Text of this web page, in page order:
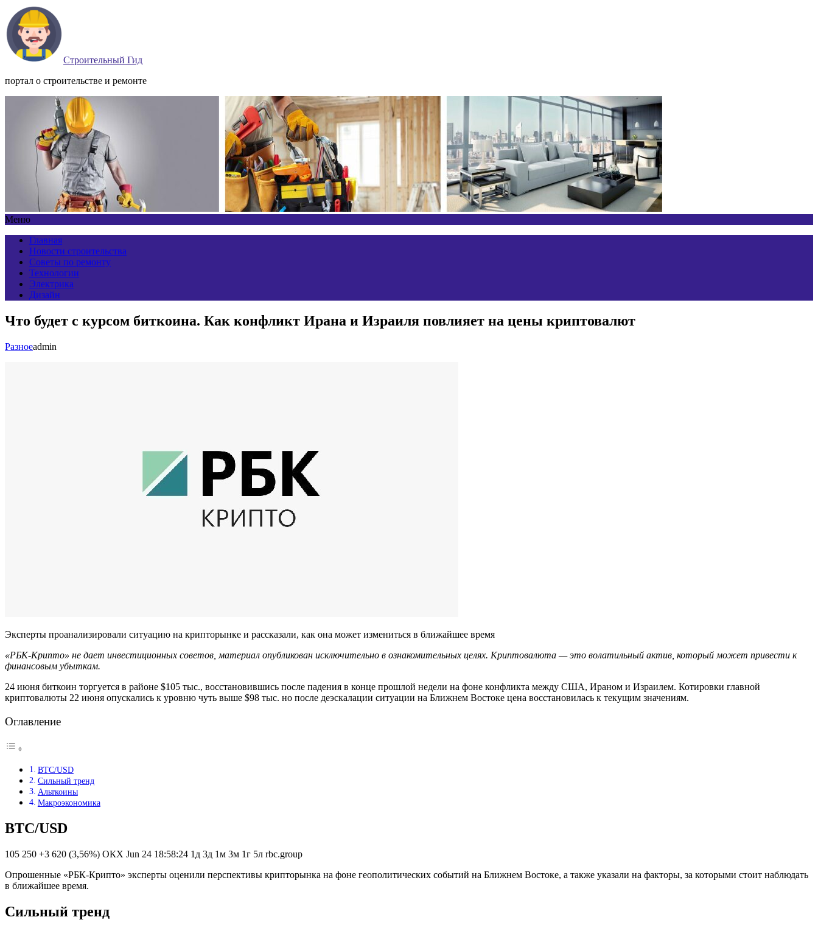
Строительный Гид
портал о строительстве и ремонте
Меню
Главная
Новости строительства
Советы по ремонту
Технологии
Электрика
Дизайн
Что будет с курсом биткоина. Как конфликт Ирана и Израиля повлияет на цены криптовалют
Разноеadmin
Эксперты проанализировали ситуацию на крипторынке и рассказали, как она может измениться в ближайшее время
«РБК-Крипто» не дает инвестиционных советов, материал опубликован исключительно в ознакомительных целях. Криптовалюта — это волатильный актив, который может привести к
финансовым убыткам.
24 июня биткоин торгуется в районе $105 тыс., восстановившись после падения в конце прошлой недели на фоне конфликта между США, Ираном и Израилем. Котировки главной
криптовалюты 22 июня опускались к уровню чуть выше $98 тыс. но после деэскалации ситуации на Ближнем Востоке цена восстановилась к текущим значениям.
Оглавление
BTC/USD
Сильный тренд
Альткоины
Макроэкономика
BTC/USD
105 250 +3 620 (3,56%) ОКХ Jun 24 18:58:24 1д 3д 1м 3м 1г 5л rbc.group
Опрошенные «РБК-Крипто» эксперты оценили перспективы крипторынка на фоне геополитических событий на Ближнем Востоке, а также указали на факторы, за которыми стоит наблюдать
в ближайшее время.
Сильный тренд